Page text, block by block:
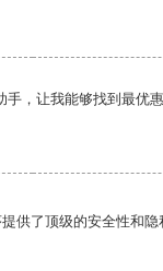
手，让我能够找到最优
供了顶级的安全性和隐